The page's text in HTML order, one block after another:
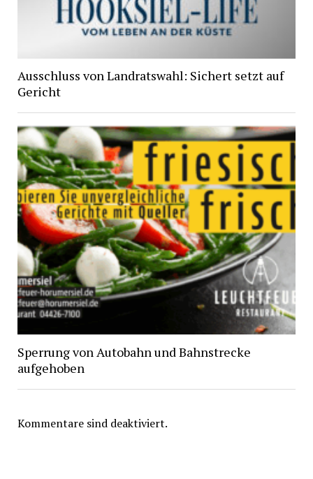
Ausschluss von Landratswahl: Sichert setzt auf
Gericht
Sperrung von Autobahn und Bahnstrecke
aufgehoben
Kommentare sind deaktiviert.